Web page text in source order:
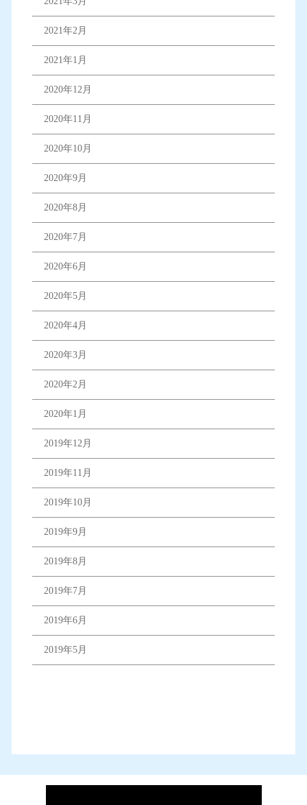
2021年2月
2021年1月
2020年12月
2020年11月
2020年10月
2020年9月
2020年8月
2020年7月
2020年6月
2020年5月
2020年4月
2020年3月
2020年2月
2020年1月
2019年12月
2019年11月
2019年10月
2019年9月
2019年8月
2019年7月
2019年6月
2019年5月